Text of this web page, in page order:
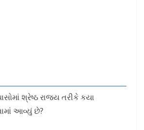
શ્રેષ્ઠ રાજ્ય તરીકે કયા
આવ્યું છે?